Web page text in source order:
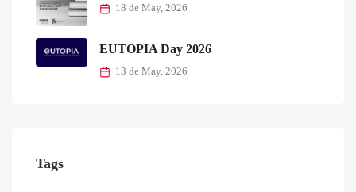
18 de May, 2026
EUTOPIA Day 2026
13 de May, 2026
Tags